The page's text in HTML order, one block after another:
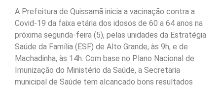
A Prefeitura de Quissamã inicia a vacinação contra a
Covid-19 da faixa etária dos idosos de 60 a 64 anos na
próxima segunda-feira (5), pelas unidades da Estratégia
Saúde da Família (ESF) de Alto Grande, às 9h, e de
Machadinha, às 14h. Com base no Plano Nacional de
Imunização do Ministério da Saúde, a Secretaria
municipal de Saúde tem alcançado bons resultados